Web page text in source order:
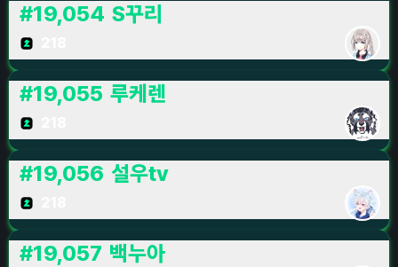
#19,054 S꾸리
#19,055 루케렌
#19,056 설우tv
#19,057 백누아